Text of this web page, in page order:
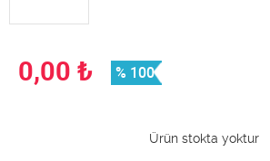
0,00 ₺ % 100
Ürün stokta yoktur